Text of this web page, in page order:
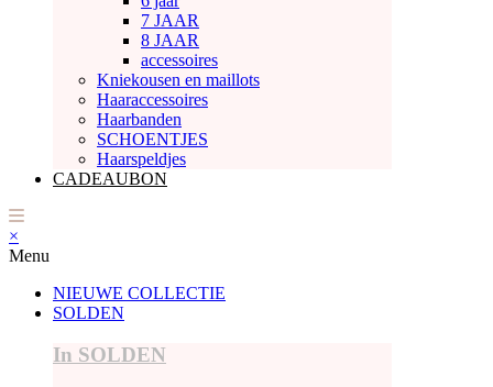
7 JAAR
8 JAAR
accessoires
Kniekousen en maillots
Haaraccessoires
Haarbanden
SCHOENTJES
Haarspeldjes
CADEAUBON
×
Menu
NIEUWE COLLECTIE
SOLDEN
In SOLDEN